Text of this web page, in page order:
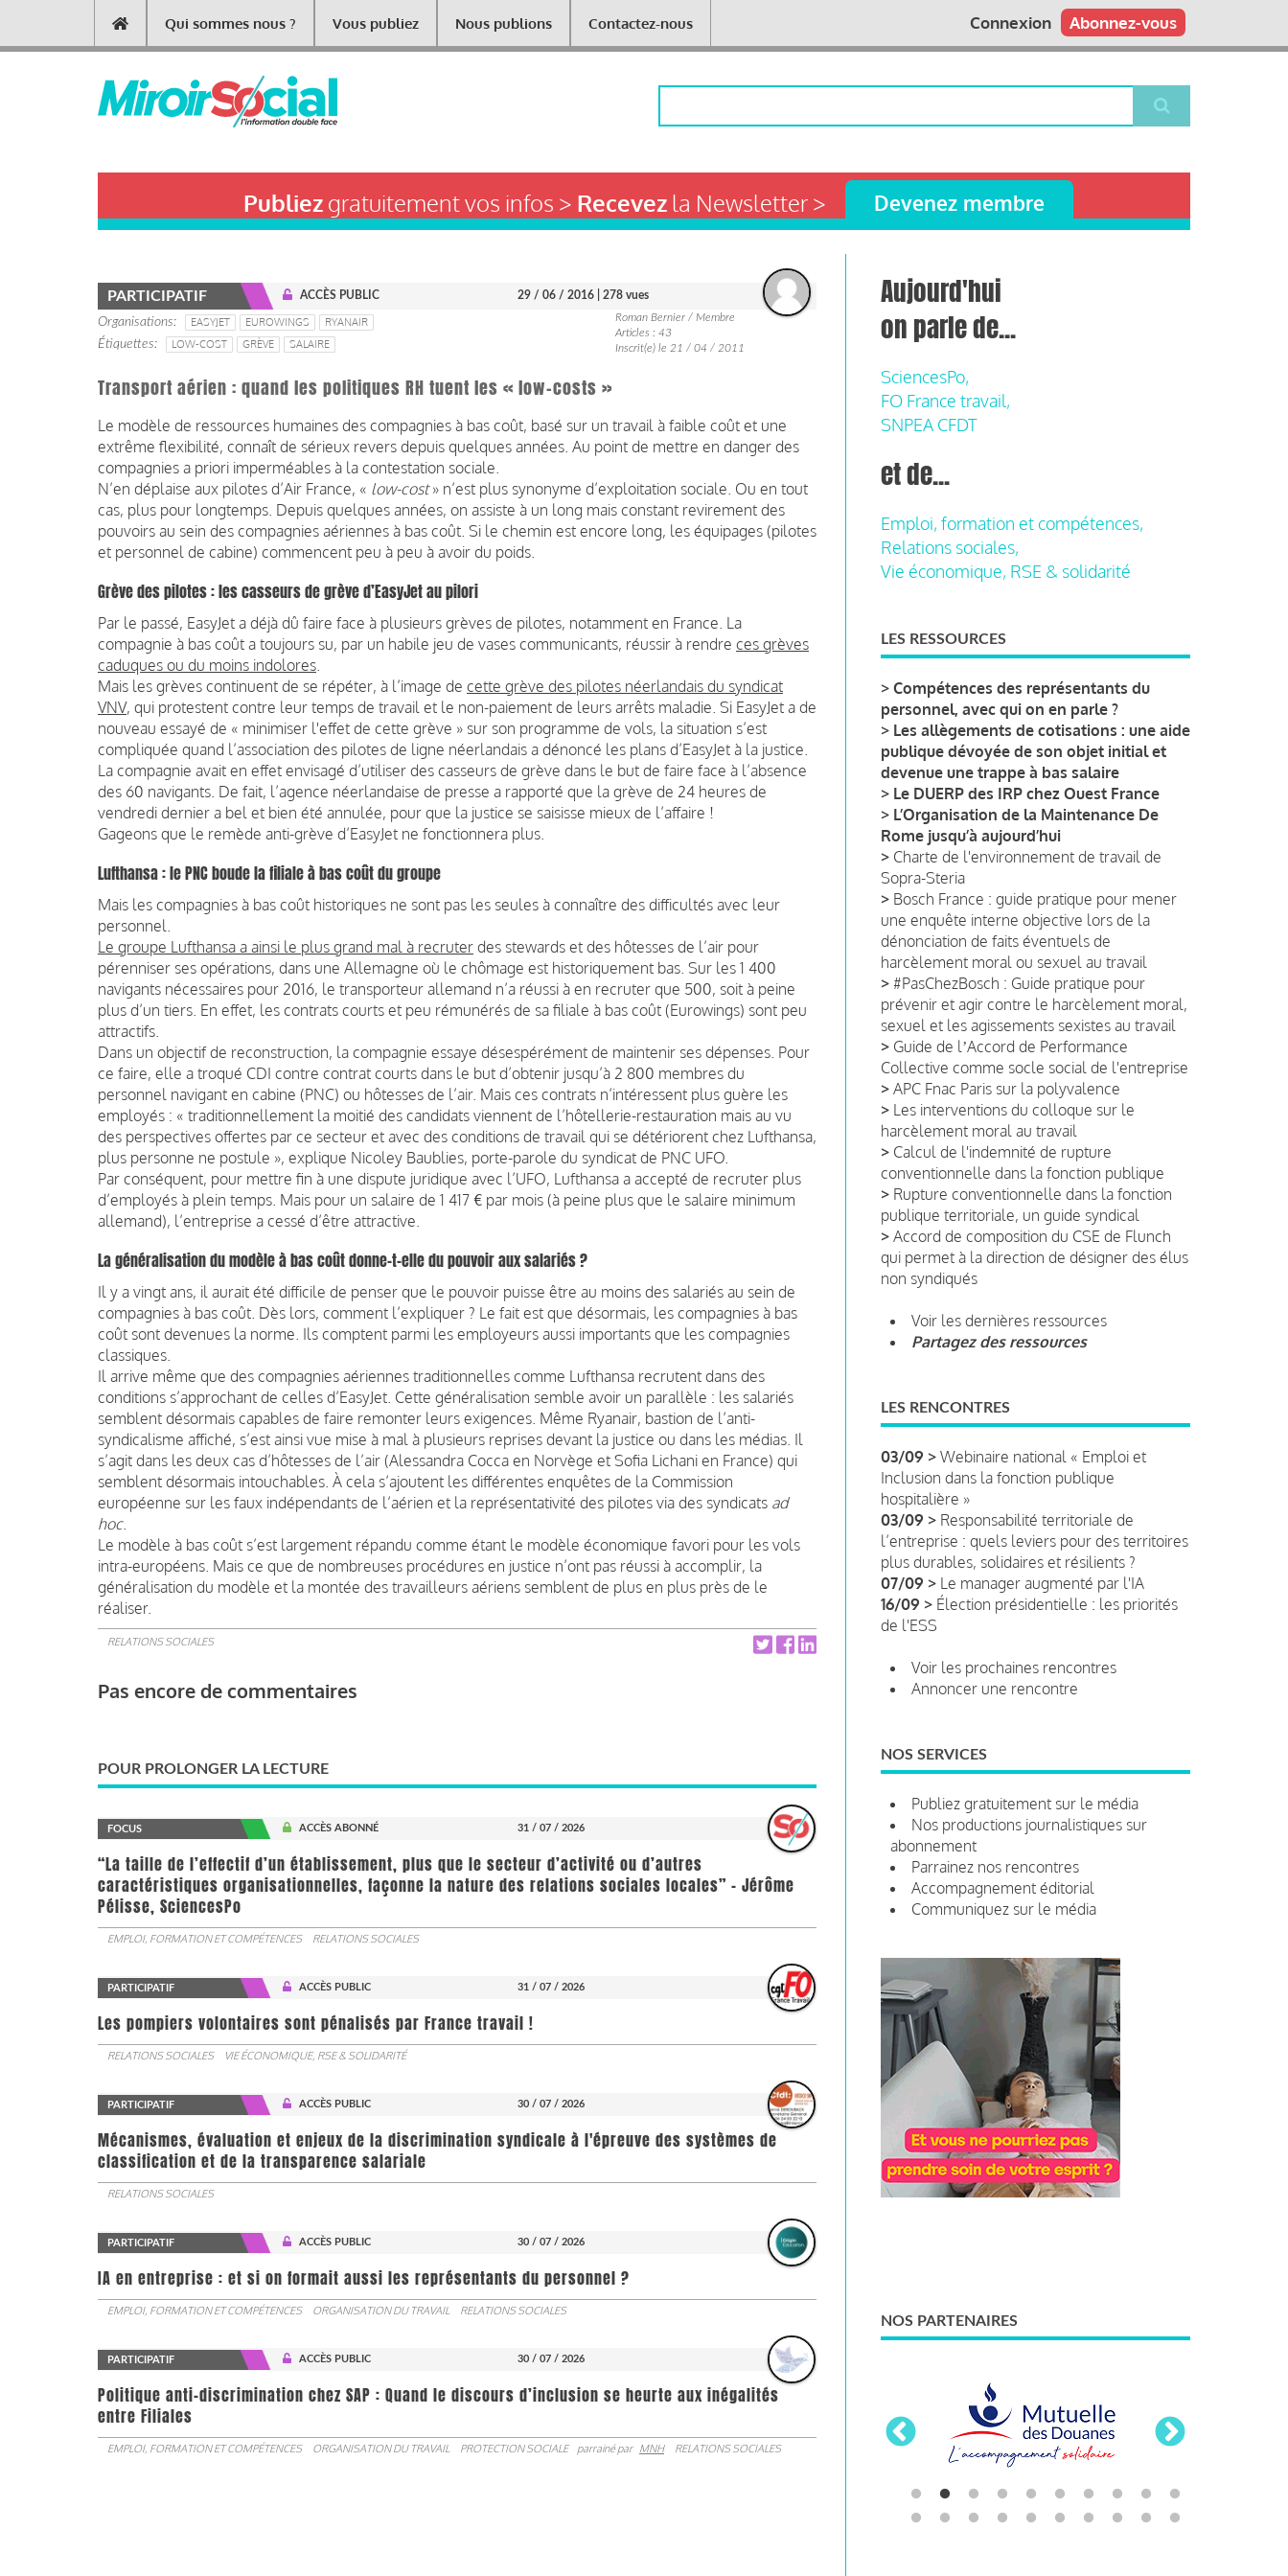
contenu
Main
navigation
Qui sommes nous ? Vous publiez Nous publions Contactez-nous Abonnez-vous
Connexion
Publiezgratuitement vos infos > Recevezla Newsletter > Devenez membre
PARTICIPATIF ACCÈS PUBLIC 29 / 06 / 2016 | 278 vues
Organisations EASYJET EUROWINGS
RYANAIR
Étiquettes
LOW-COST GRÈVE SALAIRE
Roman Bernier / Membre
Articles : 43
Inscrit(e) le 21 / 04 / 2011
Transport aérien : quand les politiques RH tuent les « low-costs »
Le modèle de ressources humaines des compagnies à bas coût, basé sur un travail à faible coût et une
extrême flexibilité, connaît de sérieux revers depuis quelques années. Au point de mettre en danger des
compagnies a priori imperméables à la contestation sociale.
N’en déplaise aux pilotes d’Air France, « low-cost» n’est plus synonyme d’exploitation sociale. Ou en tout
cas, plus pour longtemps. Depuis quelques années, on assiste à un long mais constant revirement des
pouvoirs au sein des compagnies aériennes à bas coût. Si le chemin est encore long, les équipages (pilotes
et personnel de cabine) commencent peu à peu à avoir du poids.
Grève des pilotes : les casseurs de grève d’EasyJet au pilori
Par le passé, EasyJet a déjà dû faire face à plusieurs grèves de pilotes, notamment en France. La
compagnie à bas coût a toujours su, par un habile jeu de vases communicants, réussir à rendre ces grèves
caduques ou du moins indolores
Mais les grèves continuent de se répéter, à l’image de cette grève des pilotes néerlandais du syndicat
VNV, qui protestent contre leur temps de travail et le non-paiement de leurs arrêts maladie. Si EasyJet a de
nouveau essayé de « minimiser l'effet de cette grève » sur son programme de vols, la situation s’est
compliquée quand l’association des pilotes de ligne néerlandais a dénoncé les plans d’EasyJet à la justice.
La compagnie avait en effet envisagé d’utiliser des casseurs de grève dans le but de faire face à l’absence
des 60 navigants. De fait, l’agence néerlandaise de presse a rapporté que la grève de 24 heures de
vendredi dernier a bel et bien été annulée, pour que la justice se saisisse mieux de l’affaire !
Gageons que le remède anti-grève d’EasyJet ne fonctionnera plus.
Lufthansa : le PNC boude la filiale à bas coût du groupe
Mais les compagnies à bas coût historiques ne sont pas les seules à connaître des difficultés avec leur
personnel.
Le groupe Lufthansa a ainsi le plus grand mal à recruter des stewards et des hôtesses de l’air pour
pérenniser ses opérations, dans une Allemagne où le chômage est historiquement bas. Sur les 1 400
navigants nécessaires pour 2016, le transporteur allemand n’a réussi à en recruter que 500, soit à peine
plus d’un tiers. En effet, les contrats courts et peu rémunérés de sa filiale à bas coût (Eurowings) sont peu
attractifs.
Dans un objectif de reconstruction, la compagnie essaye désespérément de maintenir ses dépenses. Pour
ce faire, elle a troqué CDI contre contrat courts dans le but d’obtenir jusqu’à 2 800 membres du
personnel navigant en cabine (PNC) ou hôtesses de l’air. Mais ces contrats n’intéressent plus guère les
employés : « traditionnellement la moitié des candidats viennent de l’hôtellerie-restauration mais au vu
des perspectives offertes par ce secteur et avec des conditions de travail qui se détériorent chez Lufthansa,
plus personne ne postule », explique Nicoley Baublies, porte-parole du syndicat de PNC UFO.
Par conséquent, pour mettre fin à une dispute juridique avec l’UFO, Lufthansa a accepté de recruter plus
d’employés à plein temps. Mais pour un salaire de 1 417 € par mois (à peine plus que le salaire minimum
allemand), l’entreprise a cessé d’être attractive.
La généralisation du modèle à bas coût donne-t-elle du pouvoir aux salariés ?
Il y a vingt ans, il aurait été difficile de penser que le pouvoir puisse être au moins des salariés au sein de
compagnies à bas coût. Dès lors, comment l’expliquer ? Le fait est que désormais, les compagnies à bas
coût sont devenues la norme. Ils comptent parmi les employeurs aussi importants que les compagnies
classiques.
Il arrive même que des compagnies aériennes traditionnelles comme Lufthansa recrutent dans des
conditions s’approchant de celles d’EasyJet. Cette généralisation semble avoir un parallèle : les salariés
semblent désormais capables de faire remonter leurs exigences. Même Ryanair, bastion de l’anti-
syndicalisme affiché, s’est ainsi vue mise à mal à plusieurs reprises devant la justice ou dans les médias. Il
s’agit dans les deux cas d’hôtesses de l’air (Alessandra Cocca en Norvège et Sofia Lichani en France) qui
semblent désormais intouchables. À cela s’ajoutent les différentes enquêtes de la Commission
européenne sur les faux indépendants de l’aérien et la représentativité des pilotes via des syndicats ad
hoc.
Le modèle à bas coût s’est largement répandu comme étant le modèle économique favori pour les vols
intra-européens. Mais ce que de nombreuses procédures en justice n’ont pas réussi à accomplir, la
généralisation du modèle et la montée des travailleurs aériens semblent de plus en plus près de le
réaliser.
RELATIONS SOCIALES
Pas encore de commentaires
POUR PROLONGER LA LECTURE
FOCUS ACCÈS ABONNÉ 31 / 07 / 2026
“La taille de l’effectif d’un établissement, plus que le secteur d’activité ou d’autres
caractéristiques organisationnelles, façonne la nature des relations sociales locales” - Jérôme
Pélisse, SciencesPo
EMPLOI, FORMATION ET COMPÉTENCES RELATIONS SOCIALES
PARTICIPATIF ACCÈS PUBLIC 31 / 07 / 2026
Les pompiers volontaires sont pénalisés par France travail !
RELATIONS SOCIALES VIE ÉCONOMIQUE, RSE & SOLIDARITÉ
PARTICIPATIF ACCÈS PUBLIC 30 / 07 / 2026
Mécanismes, évaluation et enjeux de la discrimination syndicale à l'épreuve des systèmes de
classification et de la transparence salariale
RELATIONS SOCIALES
PARTICIPATIF ACCÈS PUBLIC 30 / 07 / 2026
IA en entreprise : et si on formait aussi les représentants du personnel ?
EMPLOI, FORMATION ET COMPÉTENCES ORGANISATION DU TRAVAIL RELATIONS SOCIALES
PARTICIPATIF ACCÈS PUBLIC 30 / 07 / 2026
Politique anti-discrimination chez SAP : Quand le discours d’inclusion se heurte aux inégalités
entre Filiales
EMPLOI, FORMATION ET COMPÉTENCES ORGANISATION DU TRAVAIL PROTECTION SOCIALE parrainé par MNH RELATIONS SOCIALES
Aujourd'hui
on parle de...
SciencesPo,
FO France travail,
SNPEA CFDT
et de...
Emploi, formation et compétences,
Relations sociales,
Vie économique, RSE & solidarité
LES RESSOURCES
> Compétences des représentants du
personnel, avec qui on en parle ?
> Les allègements de cotisations : une aide
publique dévoyée de son objet initial et
devenue une trappe à bas salaire
> Le DUERP des IRP chez Ouest France
> L’Organisation de la Maintenance De
Rome jusqu’à aujourd’hui
> Charte de l'environnement de travail de
Sopra-Steria
> Bosch France : guide pratique pour mener
une enquête interne objective lors de la
dénonciation de faits éventuels de
harcèlement moral ou sexuel au travail
> #PasChezBosch : Guide pratique pour
prévenir et agir contre le harcèlement moral,
sexuel et les agissements sexistes au travail
> Guide de lʼAccord de Performance
Collective comme socle social de l'entreprise
> APC Fnac Paris sur la polyvalence
> Les interventions du colloque sur le
harcèlement moral au travail
> Calcul de l'indemnité de rupture
conventionnelle dans la fonction publique
> Rupture conventionnelle dans la fonction
publique territoriale, un guide syndical
> Accord de composition du CSE de Flunch
qui permet à la direction de désigner des élus
non syndiqués
Voir les dernières ressources
Partagez des ressources
LES RENCONTRES
03/09 > Webinaire national « Emploi et
Inclusion dans la fonction publique
hospitalière »
03/09 > Responsabilité territoriale de
l’entreprise : quels leviers pour des territoires
plus durables, solidaires et résilients ?
07/09 > Le manager augmenté par l'IA
16/09 > Élection présidentielle : les priorités
de l'ESS
Voir les prochaines rencontres
Annoncer une rencontre
NOS SERVICES
Publiez gratuitement sur le média
Nos productions journalistiques sur
abonnement
Parrainez nos rencontres
Accompagnement éditorial
Communiquez sur le média
NOS PARTENAIRES